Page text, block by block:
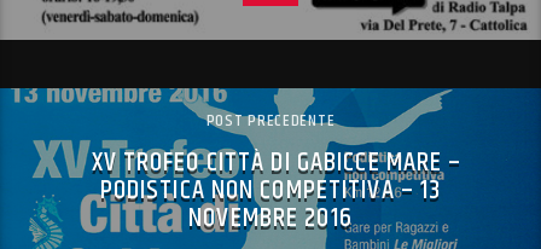
POST PRECEDENTE
XV TROFEO CITTÀ DI GABICCE MARE –
PODISTICA NON COMPETITIVA – 13
NOVEMBRE 2016